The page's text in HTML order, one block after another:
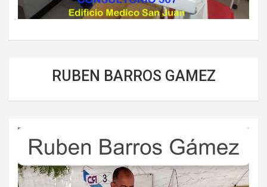
RUBEN BARROS GAMEZ